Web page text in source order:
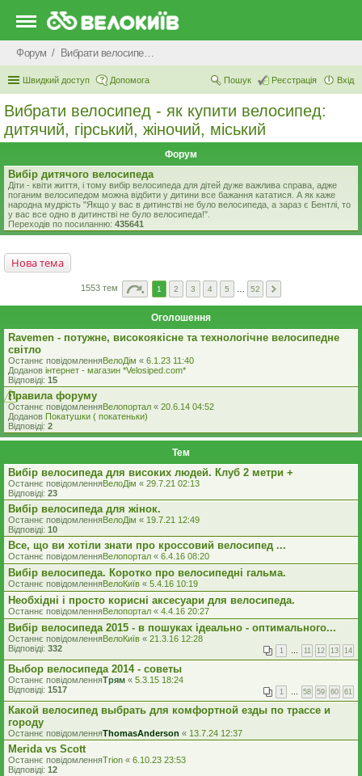
Форум Вибрати велосипед - як купити велосипед: дитячий, гірський, жіночий, міський
Швидкий доступ Допомога Вхід
Реєстрація
Пошук
Вибрати велосипед - як купити велосипед:
дитячий, гірський, жіночий, міський
Форум
Вибір дитячого велосипеда
Діти - квіти життя, і тому вибір велосипеда для дітей дуже важлива справа, адже
поганим велосипедом можна відбити у дитини все бажання кататися. А як каже
народна мудрість "Якщо у вас в дитинстві не було велосипеда, а зараз є Бентлі, то
у вас все одно в дитинстві не було велосипеда!".
Переходів по посиланню: 435641
Нова тема
1553 тем 1 2 3 4 5 52
Оголошення
Ravemen - потужне, високоякісне та технологічне велосипедне
світло
Останнє повідомленняВелоДім « 6.1.23 11:40
Доданов iнтернет - магазин *Velosiped.com*
Відповіді: 15
Правила форуму
Останнє повідомленняВелопортал « 20.6.14 04:52
Доданов Покатушки ( покатеньки)
Відповіді: 2
Тем
Вибір велосипеда для високих людей. Клуб 2 метри +
Останнє повідомленняВелоДім « 29.7.21 02:13
Відповіді: 23
Вибір велосипеда для жінок.
Останнє повідомленняВелоДім « 19.7.21 12:49
Відповіді: 10
Все, що ви хотіли знати про кроссовий велосипед ...
Останнє повідомленняВелопортал « 6.4.16 08:20
Вибір велосипеда. Коротко про велосипедні гальма.
Останнє повідомленняВелоКиїв « 5.4.16 10:19
Необхідні і просто корисні аксесуари для велосипеда.
Останнє повідомленняВелопортал « 4.4.16 20:27
Вибiр велосипеда 2015 - в пошуках iдеально - оптимального...
Останнє повідомленняВелоКиїв « 21.3.16 12:28
Відповіді: 332 1 … 11 12 13 14
Выбор велосипеда 2014 - советы
Останнє повідомленняТрям « 5.3.15 18:24
Відповіді: 1517 1 … 58 59 60 61
Какой велосипед выбрать для комфортной езды по трассе и
городу
Останнє повідомленняThomasAnderson « 13.7.24 12:37
Merida vs Scott
Останнє повідомленняTrion « 6.10.23 23:53
Відповіді: 12